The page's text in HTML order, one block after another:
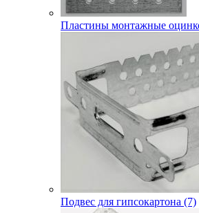
Пластины монтажные
Подвес для гипсокартона (7)